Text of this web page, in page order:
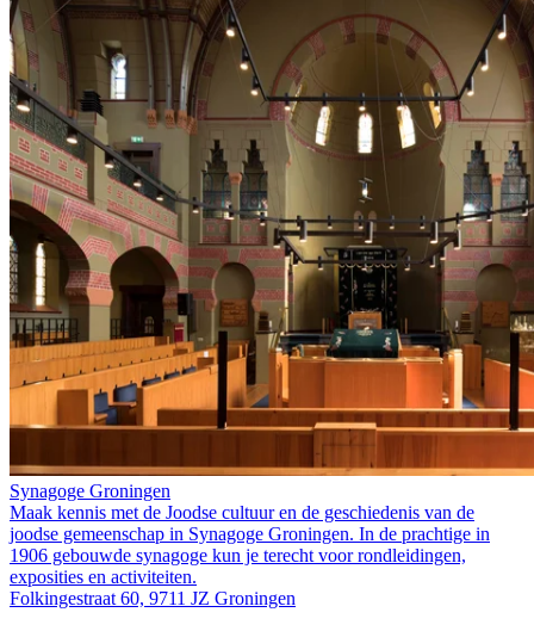
Synagoge Groningen
Maak kennis met de Joodse cultuur en de geschiedenis van de
joodse gemeenschap in Synagoge Groningen. In de prachtige in
1906 gebouwde synagoge kun je terecht voor rondleidingen,
exposities en activiteiten.
Folkingestraat 60, 9711 JZ Groningen